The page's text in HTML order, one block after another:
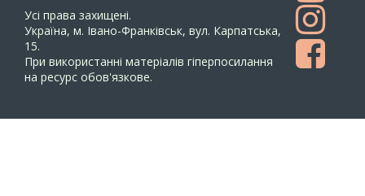
Усi права захищенi.
Україна, м. Івано-Франківськ, вул. Карпатська,
15.
При використанні матеріалів гіперпосилання
на ресурс обов'язкове.